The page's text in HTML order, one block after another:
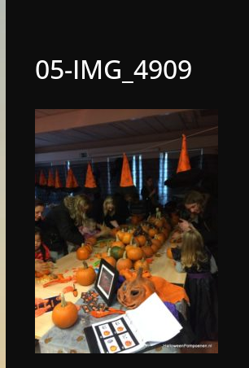
05-IMG_4909